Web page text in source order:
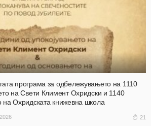
програма за одбележувањето на 1110
на Свети Климент Охридски и 1140
на Охридската книжевна школа
21